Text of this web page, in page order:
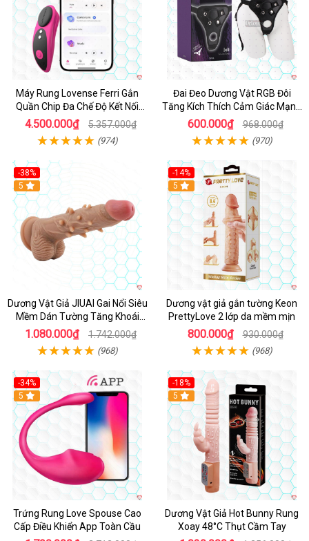
Máy Rung Lovense Ferri Gắn
Quần Chip Đa Chế Độ Kết Nối
App
4.500.000₫ 5.357.000₫
(974)
Đai Đeo Dương Vật RGB Đôi
Tăng Kích Thích Cảm Giác Mạnh
Mẽ
600.000₫ 968.000₫
(970)
-38%
5
Dương Vật Giả JIUAI Gai Nổi Siêu
Mềm Dán Tường Tăng Khoái
Cảm
1.080.000₫ 1.742.000₫
(968)
-14%
5
Dương vật giả gắn tường Keon
PrettyLove 2 lớp da mềm mịn
800.000₫ 930.000₫
(968)
-34%
5
Trứng Rung Love Spouse Cao
Cấp Điều Khiển App Toàn Cầu
-18%
Hot
5
Dương Vật Giả Hot Bunny Rung
Xoay 48°C Thụt Cầm Tay